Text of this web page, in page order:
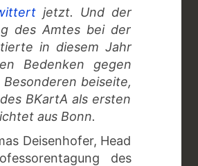
jetzt. Und der
des Amtes bei der
in diesem Jahr
Bedenken gegen
beiseite,
BKartA als ersten
aus Bonn.
Deisenhofer, Head
des